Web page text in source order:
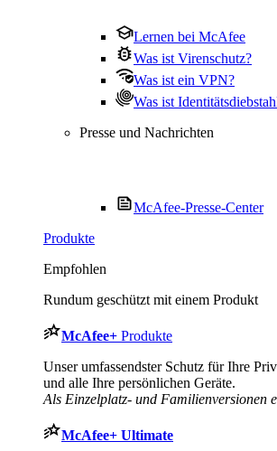
Lernen bei McAfee
Was ist Virenschutz?
Was ist ein VPN?
Was ist
Presse und Nachrichten
McAfee-Presse-Center
Produkte
Empfohlen
Rundum geschützt mit einem Produkt
McAfee+ Produkte
Unser umfassendster Schutz für Ihre
und alle Ihre persönlichen Geräte.
Als Einzelplatz- und Familienversionen
McAfee+ Ultimate